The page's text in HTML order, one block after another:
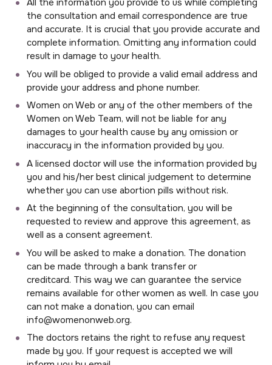
All the information you provide to us while completing
the consultation and email correspondence are true
and accurate. It is crucial that you provide accurate and
complete information. Omitting any information could
result in damage to your health.
You will be obliged to provide a valid email address and
provide your address and phone number.
Women on Web or any of the other members of the
Women on Web Team, will not be liable for any
damages to your health cause by any omission or
inaccuracy in the information provided by you.
A licensed doctor will use the information provided by
you and his/her best clinical judgement to determine
whether you can use abortion pills without risk.
At the beginning of the consultation, you will be
requested to review and approve this agreement, as
well as a consent agreement.
You will be asked to make a donation. The donation
can be made through a bank transfer or
creditcard. This way we can guarantee the service
remains available for other women as well. In case you
can not make a donation, you can email
info@womenonweb.org.
The doctors retains the right to refuse any request
made by you. If your request is accepted we will